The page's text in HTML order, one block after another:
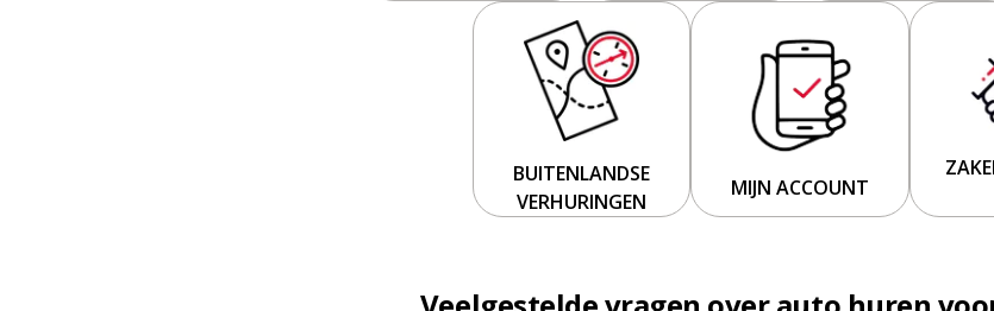
BUITENLANDSE
VERHURINGEN
MIJN ACCOUNT